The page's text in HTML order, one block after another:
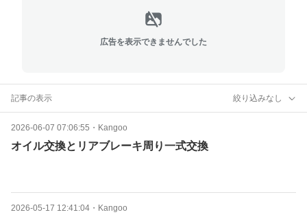
広告を表示できませんでした
記事の表示 絞り込みなし
2026-06-07 07:06:55 ・ Kangoo
オイル交換とリアブレーキ周り一式交換
2026-05-17 12:41:04 ・ Kangoo